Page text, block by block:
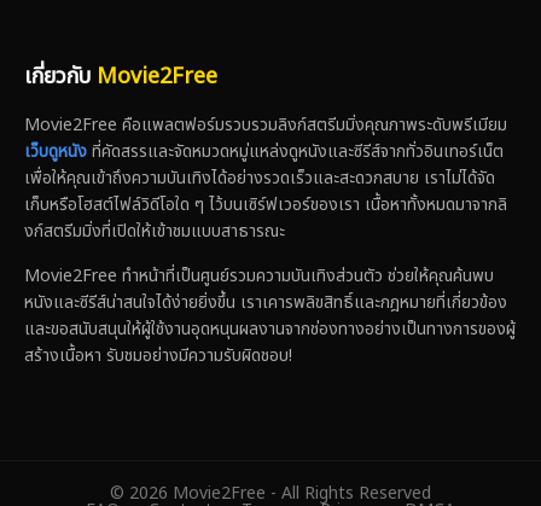
เกี่ยวกับ Movie2Free
Movie2Free คือแพลตฟอร์มรวบรวมลิงก์สตรีมมิ่งคุณภาพระดับพรีเมียม
เว็บดูหนังที่คัดสรรและจัดหมวดหมู่แหล่งดูหนังและซีรีส์จากทั่วอินเทอร์เน็ต
เพื่อให้คุณเข้าถึงความบันเทิงได้อย่างรวดเร็วและสะดวกสบาย เราไม่ได้จัด
เก็บหรือโฮสต์ไฟล์วิดีโอใด ๆ ไว้บนเซิร์ฟเวอร์ของเรา เนื้อหาทั้งหมดมาจากลิ
งก์สตรีมมิ่งที่เปิดให้เข้าชมแบบสาธารณะ
Movie2Free ทำหน้าที่เป็นศูนย์รวมความบันเทิงส่วนตัว ช่วยให้คุณค้นพบ
หนังและซีรีส์น่าสนใจได้ง่ายยิ่งขึ้น เราเคารพลิขสิทธิ์และกฎหมายที่เกี่ยวข้อง
และขอสนับสนุนให้ผู้ใช้งานอุดหนุนผลงานจากช่องทางอย่างเป็นทางการของผู้
สร้างเนื้อหา รับชมอย่างมีความรับผิดชอบ!
© 2026 Movie2Free - All Rights Reserved